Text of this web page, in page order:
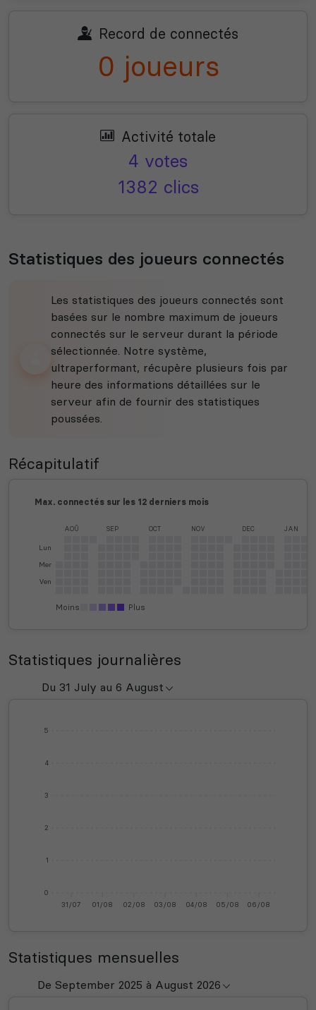
Record de connectés
0 joueurs
Activité totale
4 votes
1382 clics
Statistiques des joueurs connectés
Les statistiques des joueurs connectés sont
basées sur le nombre maximum de joueurs
connectés sur le serveur durant la période
sélectionnée. Notre système,
ultraperformant, récupère plusieurs fois par
heure des informations détaillées sur le
serveur afin de fournir des statistiques
poussées.
Récapitulatif
Max. connectés sur les 12 derniers mois
Lun
Mer
Ven
AOÛ SEP OCT NOV DEC JAN
Moins Plus
Statistiques journalières
0
1
2
3
4
5
31/07 01/08 02/08 03/08 04/08 05/08 06/08
Statistiques mensuelles